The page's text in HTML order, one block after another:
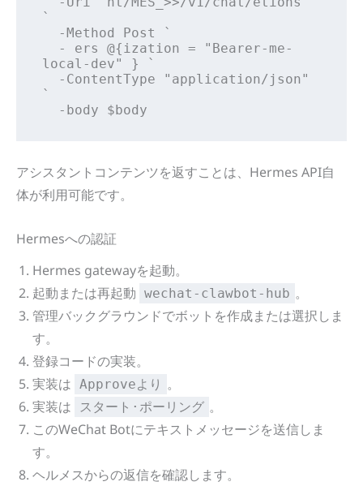
`
local-dev" } `
`
  -body $body
アシスタントコンテンツを返すことは、Hermes API自
体が利用可能です。
Hermesへの認証
Hermes gatewayを起動。
起動または再起動 wechat-clawbot-hub 。
管理バックグラウンドでボットを作成または選択しま
す。
登録コードの実装。
実装は Approveより 。
実装は
スタート·ポーリング 。
このWeChat Botにテキストメッセージを送信しま
す。
ヘルメスからの返信を確認します。